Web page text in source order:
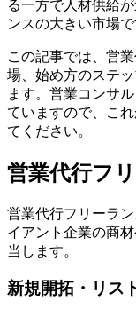
る一方で人材供給
ンスの大きい市場で
この記事では、営
場、始め方のステ
ます。営業コンサ
ていますので、こ
てください。
営業代行フ
営業代行フリーラ
イアント企業の商
当します。
新規開拓・リス